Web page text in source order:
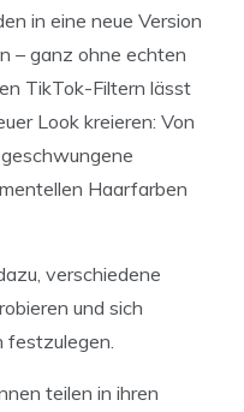
in eine neue Version
– ganz ohne echten
TikTok-Filtern lässt
Look kreieren: Von
Haarfarben
verschiedene
und sich
festzulegen.
teilen in ihren